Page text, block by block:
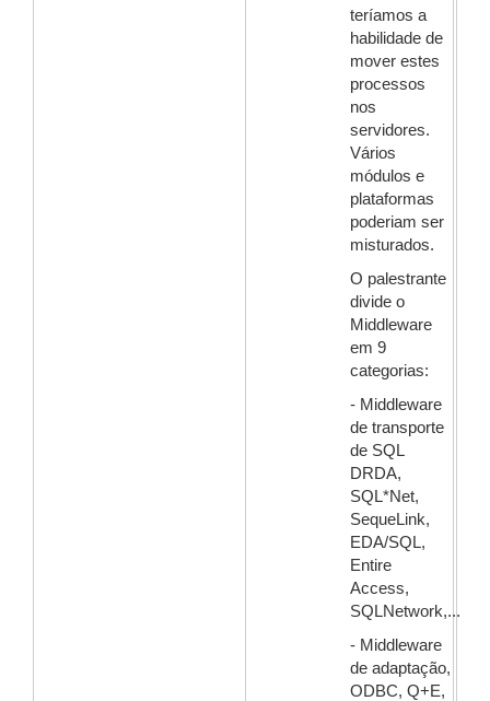
teríamos a
habilidade de
mover estes
processos
nos
servidores.
Vários
módulos e
plataformas
poderiam ser
misturados.
O palestrante
divide o
Middleware
em 9
categorias:
- Middleware
de transporte
de SQL
DRDA,
SQL*Net,
SequeLink,
EDA/SQL,
Entire
Access,
SQLNetwork,...
- Middleware
de adaptação,
ODBC, Q+E,